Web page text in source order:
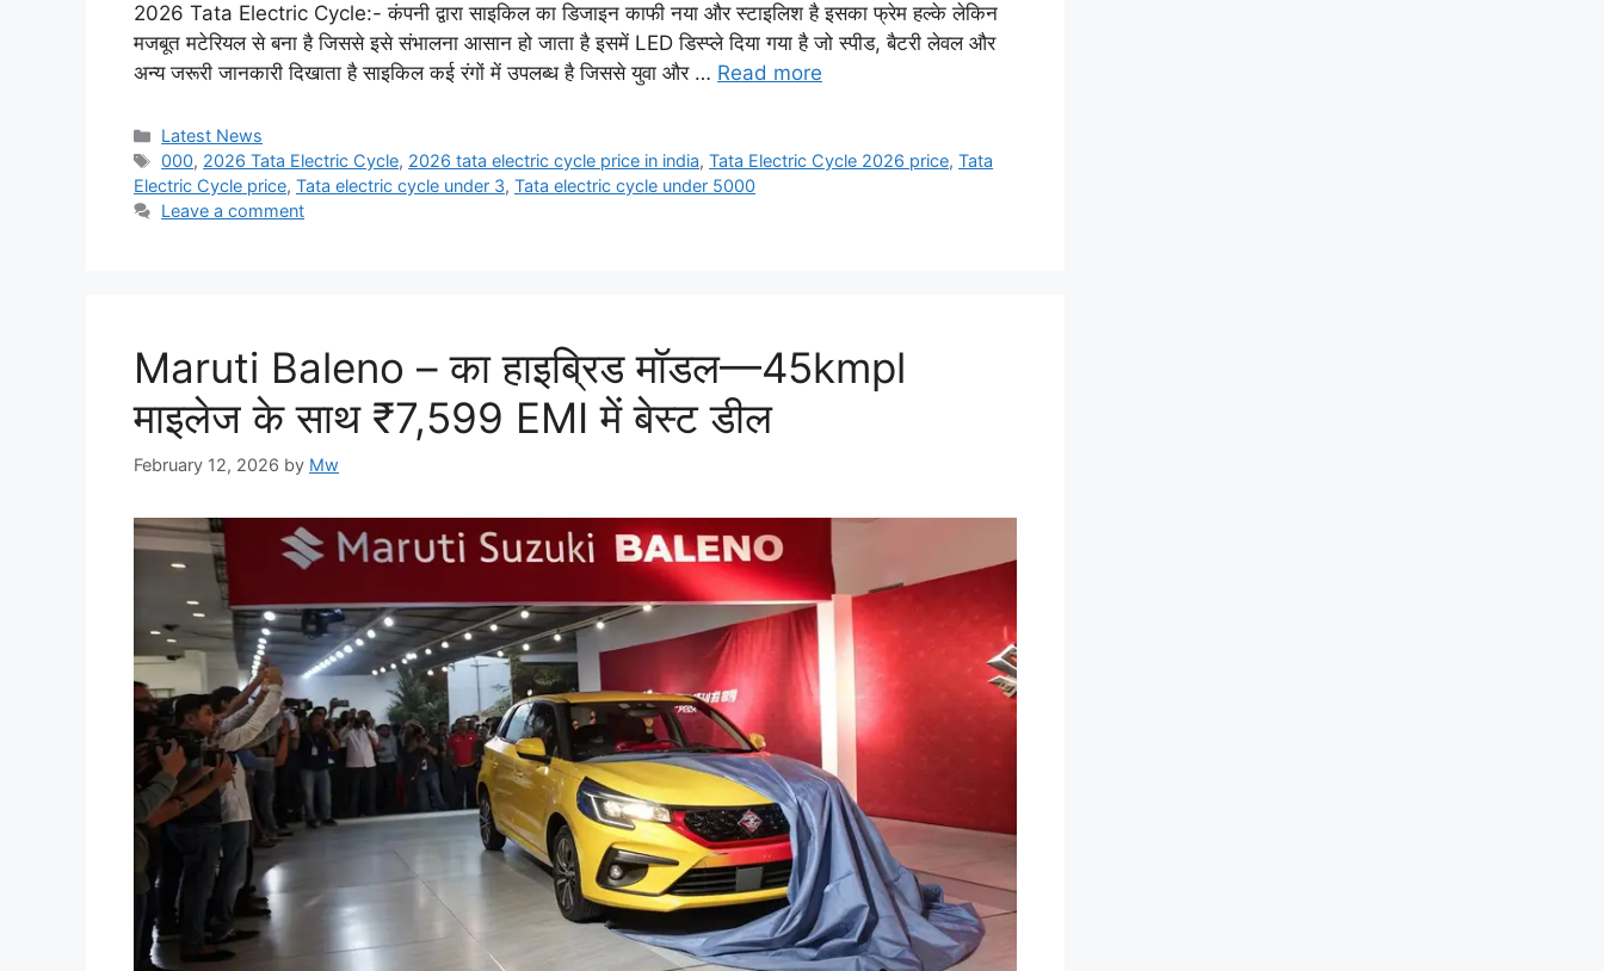
2026 Tata Electric Cycle:- कंपनी द्वारा साइकिल का डिजाइन काफी नया और स्टाइलिश है इसका फ्रेम हल्के लेकिन
मजबूत मटेरियल से बना है जिससे इसे संभालना आसान हो जाता है इसमें LED डिस्प्ले दिया गया है जो स्पीड, बैटरी लेवल और
अन्य जरूरी जानकारी दिखाता है साइकिल कई रंगों में उपलब्ध है जिससे युवा और … Read more
Categories
Latest News
Tags
000, 2026 Tata Electric Cycle, 2026 tata electric cycle price in india,Tata Electric Cycle 2026 price,Tata
Electric Cycle price, Tata electric cycle under 3, Tata electric cycle under 5000
Leave a comment
Maruti Baleno – का हाइब्रिड मॉडल—45kmpl
माइलेज के साथ ₹7,599 EMI में बेस्ट डील
February 12, 2026 by Mw